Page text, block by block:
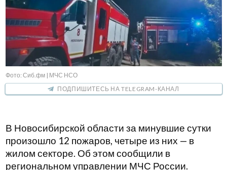
Фото: Сиб.фм | МЧС НСО
ПОДПИШИТЕСЬ НА TELEGRAM-КАНАЛ
В Новосибирской области за минувшие сутки
произошло 12 пожаров, четыре из них — в
жилом секторе. Об этом сообщили в
региональном управлении МЧС России.